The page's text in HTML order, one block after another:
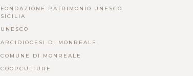
FONDAZIONE PATRIMONIO UNESCO
SICILIA
UNESCO
ARCIDIOCESI DI MONREALE
COMUNE DI MONREALE
COOPCULTURE